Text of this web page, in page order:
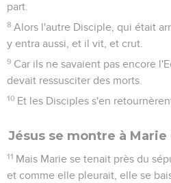
part.
8 Alors l'autre Disciple, qui était
y entra aussi, et il vit, et crut.
9 Car ils ne savaient pas encore
devait ressusciter des morts.
10 Et les Disciples s'en
Jésus se montre à Marie
11 Mais Marie se tenait près du
et comme elle pleurait, elle se